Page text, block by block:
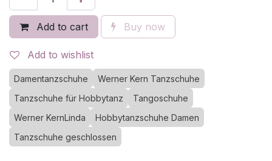
Add to cart Buy now
Add to wishlist
Damentanzschuhe
Werner Kern Tanzschuhe
Tanzschuhe für Hobbytanz
Tangoschuhe
Werner KernLinda
Hobbytanzschuhe Damen
Tanzschuhe geschlossen